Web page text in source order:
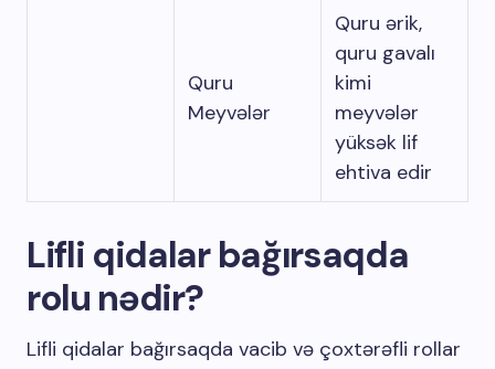
Quru
Meyvələr
Quru ərik,
quru gavalı
kimi
meyvələr
yüksək lif
ehtiva edir
Lifli qidalar bağırsaqda
rolu nədir?
Lifli qidalar bağırsaqda vacib və çoxtərəfli rollar